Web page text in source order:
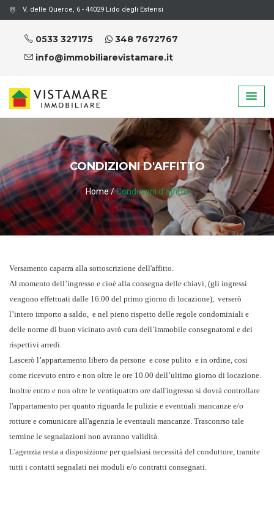
V. delle Querce, 6 - 44029 Lido degli Estensi
0533 327175
348 7672767
info@immobiliarevistamare.it
CONDIZIONI D'AFFITTO
Home/Condizioni d'affitto
Versamento caparra alla sottoscrizione dell'affitto.
Al momento dell’ingresso e cioè alla consegna delle chiavi, (gli ingressi
vengono effettuati dalle 16.00 del primo giorno di locazione), verserò
l’intero importo a saldo, e nel pieno rispetto delle regole condominiali e
delle norme di buon vicinato avrò cura dell’immobile consegnatomi e dei
rispettivi arredi.
Lascerò l’appartamento libero da persone e cose pulito e in ordine, cosi
come ricevuto entro e non oltre le ore 10.00 dell’ultimo giorno di locazione.
Inoltre entro e non oltre le ventiquattro ore dall'ingresso si dovrà controllare
l'appartamento per quanto riguarda le pulizie e eventuali mancanze e/o
rotture e comunicare all'agenzia le eventauli mancanze. Trasconrso tale
termine le segnalazioni non avranno validità.
L'agenzia resta a disposizione per qualsiasi necessità del conduttore, tramite
tutti i contatti segnalati nei moduli e/o contratti consegnati.